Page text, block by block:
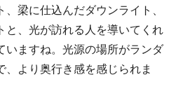
梁に仕込んだダウンライト、
と、光が訪れる人を導いてくれ
いますね。光源の場所がランダ
より奥行き感を感じられま